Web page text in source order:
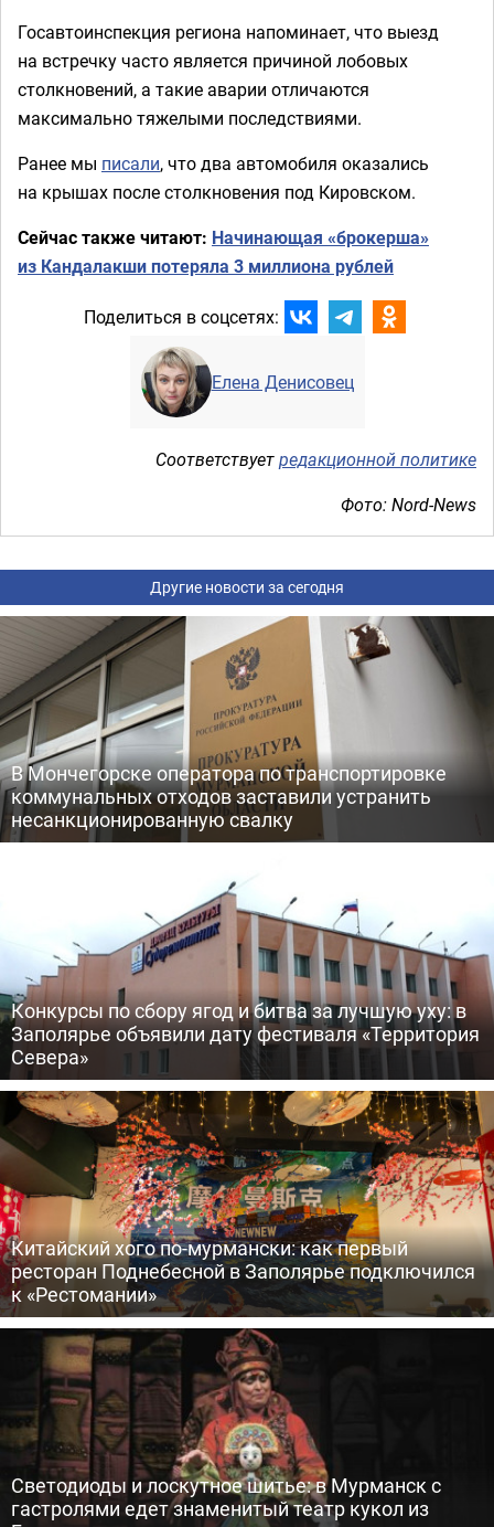
Госавтоинспекция региона напоминает, что выезд
на встречку часто является причиной лобовых
столкновений, а такие аварии отличаются
максимально тяжелыми последствиями.
Ранее мы писали, что два автомобиля оказались
на крышах после столкновения под Кировском.
Сейчас также читают: Начинающая «брокерша»
из Кандалакши потеряла 3 миллиона рублей
Поделиться в соцсетях:
Елена Денисовец
Соответствуетредакционной политике
Фото: Nord-News
Другие новости за сегодня
В Мончегорске оператора по транспортировке
коммунальных отходов заставили устранить
несанкционированную свалку
Конкурсы по сбору ягод и битва за лучшую уху: в
Заполярье объявили дату фестиваля «Территория
Севера»
Китайский хого по-мурмански: как первый
ресторан Поднебесной в Заполярье подключился
к «Рестомании»
Светодиоды и лоскутное шитье: в Мурманск с
гастролями едет знаменитый театр кукол из